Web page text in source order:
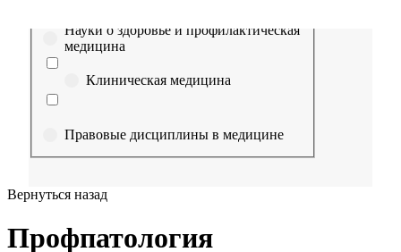
Науки о здоровье и профилактическая
медицина
Клиническая медицина
Правовые дисциплины в медицине
Управленческие дисциплины в
медицине
Вернуться назад
Профпатология